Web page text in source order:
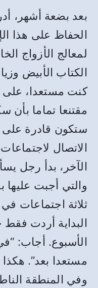
بعد بضعة أشهر،
الحفاظ على هذا
لمعالج الأزواج
كنت مستعدا، على
مقتنعا تماما بأن
ستكون قادرة
الاتصال
الآخر، بدأ رجل
والتي أجبت
ثلاثة اجتماعات
البداية أردت
الأسبوع. أجاب:
مستعدا بعد”.
وفي المنطقة